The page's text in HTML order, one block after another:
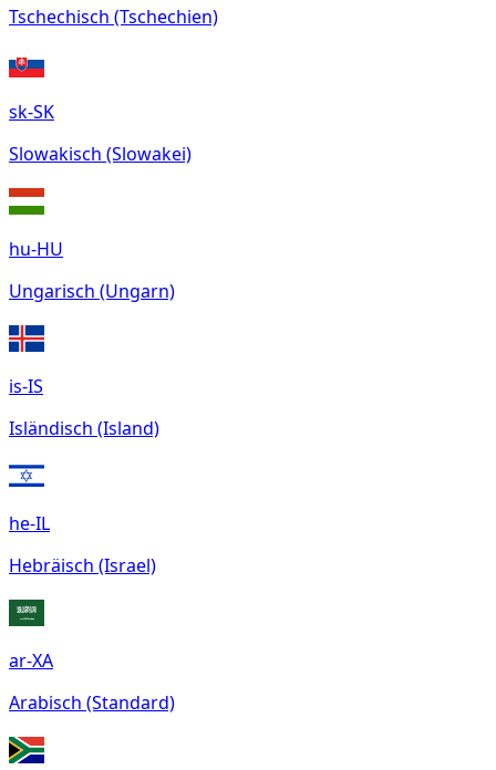
Tschechisch (Tschechien)
sk-SK
Slowakisch (Slowakei)
hu-HU
Ungarisch (Ungarn)
is-IS
Isländisch (Island)
he-IL
Hebräisch (Israel)
ar-XA
Arabisch (Standard)